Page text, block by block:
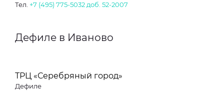
Тел. +7 (495) 775-5032 доб. 52-2007
Дефиле в Иваново
ТРЦ «Серебряный город»
Дефиле